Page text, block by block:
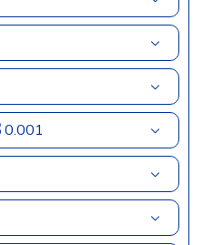
0.001